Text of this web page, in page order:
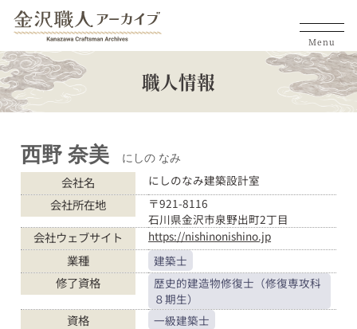
Menu
職人情報
西野 奈美 にしの なみ
会社名 にしのなみ建築設計室
会社所在地
〒921-8116
石川県金沢市泉野出町2丁目
会社ウェブサイト https://nishinonishino.jp
業種 建築士
修了資格
歴史的建造物修復士（修復専攻科
８期生）
資格 一級建築士